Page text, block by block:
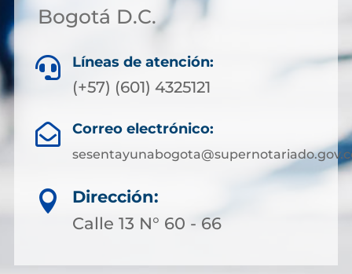
Bogotá D.C.
 Líneas de atención:
(+57) (601) 4325121
 Correo electrónico:

Dirección:
Calle 13 N° 60 - 66